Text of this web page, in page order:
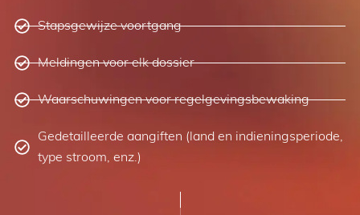
Stapsgewijze voortgang
Meldingen voor elk dossier
Waarschuwingen voor regelgevingsbewaking
Gedetailleerde aangiften (land en indieningsperiode,
type stroom, enz.)